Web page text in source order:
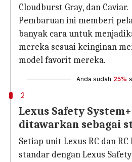
Cloudburst Gray, dan Caviar.
Pembaruan ini memberi
banyak cara untuk
mereka sesuai keinginan
model favorit mereka.
Anda sudah 25%
2
Lexus Safety
ditawarkan sebagai
Setiap unit Lexus RC dan RC
standar dengan Lexus